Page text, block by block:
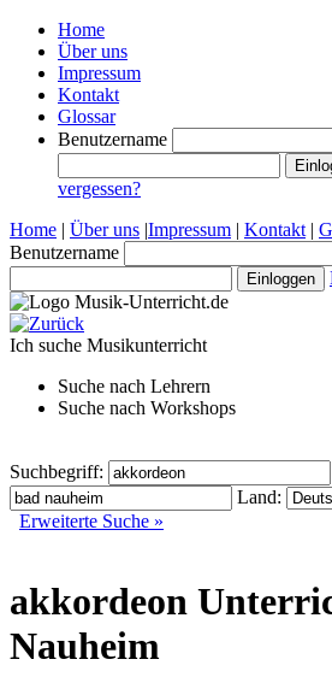
Home
Über uns
Impressum
Kontakt
Glossar
Benutzername
vergessen?
Home | Über uns |Impressum | Kontakt |
Benutzername
Ich suche Musikunterricht
Suche nach Lehrern
Suche nach Workshops
Suchbegriff:
Land:
Erweiterte Suche »
akkordeon
Nauheim